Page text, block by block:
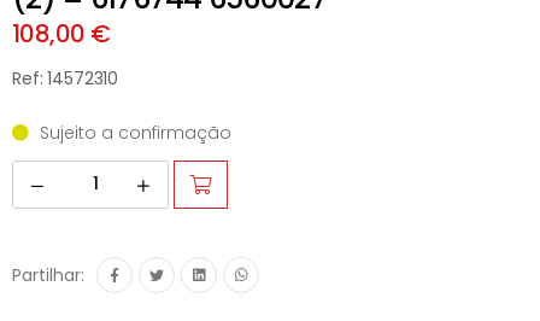
108,00 €
Ref: 14572310
Sujeito a confirmação
Partilhar: